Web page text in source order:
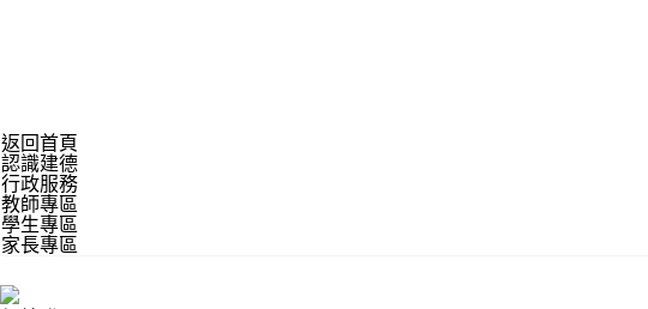
返回首頁
認識建德
行政服務
教師專區
學生專區
家長專區